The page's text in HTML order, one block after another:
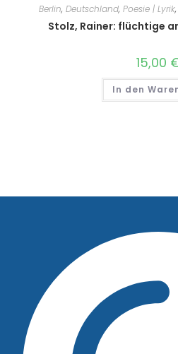
Berlin, Deutschland, Poesie | Lyrik,
Stolz, Rainer: flüchtige
15,00
In den